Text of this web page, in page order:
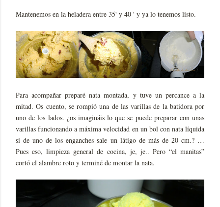
Mantenemos en la heladera entre 35' y 40 ' y ya lo tenemos listo.
Para acompañar preparé nata montada, y tuve un percance a la
mitad. Os cuento, se rompió una de las varillas de la batidora por
uno de los lados. ¿os imagináis lo que se puede preparar con unas
varillas funcionando a máxima velocidad en un bol con nata líquida
si de uno de los enganches sale un látigo de más de 20 cm.? …
Pues eso, limpieza general de cocina, je, je.. Pero “el manitas”
cortó el alambre roto y terminé de montar la nata.